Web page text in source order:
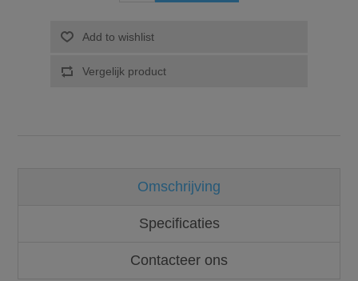
Omschrijving
Specificaties
Contacteer ons